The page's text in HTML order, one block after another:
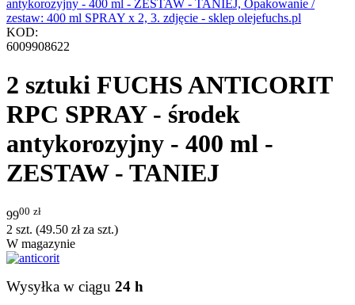
KOD:
6009908622
2 sztuki FUCHS ANTICORIT
RPC SPRAY - środek
antykorozyjny - 400 ml -
ZESTAW - TANIEJ
9900 zł
2 szt. (49.50 złza szt.)
W magazynie
Wysyłka w ciągu 24 h